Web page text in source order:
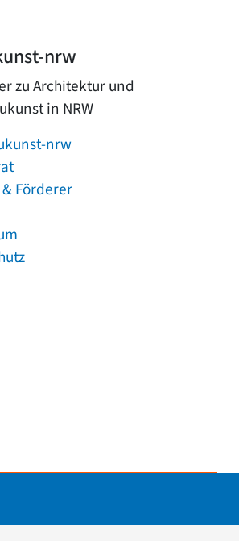
nrw
zu Architektur und
in NRW
nrw
Förderer